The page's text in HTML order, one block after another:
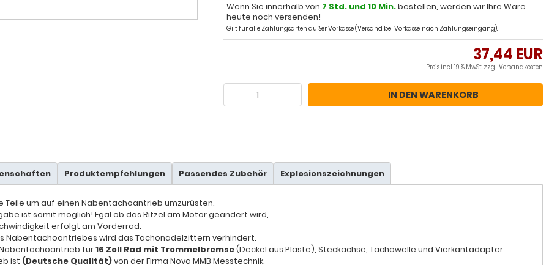
Wenn Sie innerhalb von 7 Std. und 10 Min.bestellen, werden wir Ihre Ware
heute noch versenden!
Gilt für alle Zahlungsarten außer Vorkasse (Versand bei Vorkasse, nach Zahlungseingang).
37,44 EUR
Preis incl. 19 % MwSt. zzgl.Versandkosten
IN DEN WARENKORB
Produktempfehlungen Passendes Zubehör Explosionszeichnungen
Teile um auf einen Nabentachoantrieb umzurüsten.
ist somit möglich! Egal ob das Ritzel am Motor geändert wird,
erfolgt am Vorderrad.
Nabentachoantriebes wird das Tachonadelzittern verhindert.
für16 Zoll Rad mit Trommelbremse(Deckel aus Plaste), Steckachse, Tachowelle und Vierkantadapter.
ist (Deutsche Qualität)von der Firma Nova MMB Messtechnik.